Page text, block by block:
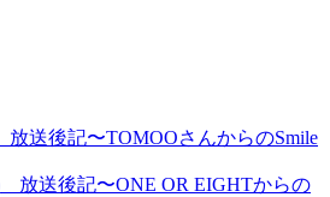
後記〜TOMOOさんからのSmile
送後記〜ONE OR EIGHTからの